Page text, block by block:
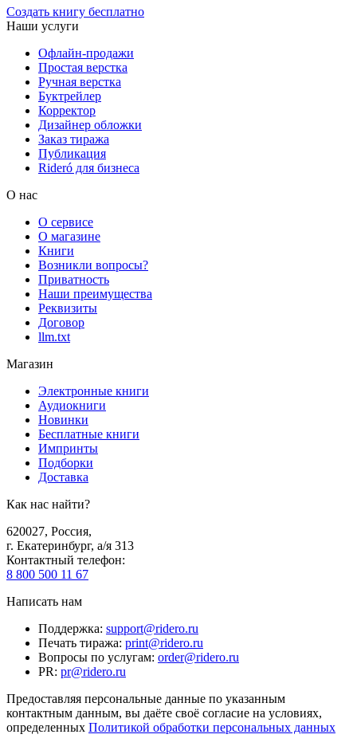
Создать книгу бесплатно
Наши услуги
Офлайн-продажи
Простая верстка
Ручная верстка
Буктрейлер
Корректор
Дизайнер обложки
Заказ тиража
Публикация
Rideró для бизнеса
О нас
О сервисе
О магазине
Книги
Возникли вопросы?
Приватность
Наши преимущества
Реквизиты
Договор
llm.txt
Магазин
Электронные книги
Аудиокниги
Новинки
Бесплатные книги
Импринты
Подборки
Доставка
Как нас найти?
620027, Россия,
г. Екатеринбург, а/я 313
Контактный телефон:
8 800 500 11 67
Написать нам
Поддержка: support@ridero.ru
Печать тиража: print@ridero.ru
Вопросы по услугам: order@ridero.ru
PR: pr@ridero.ru
Предоставляя персональные данные по указанным
контактным данным, вы даёте своё согласие на условиях,
определенных Политикой обработки персональных данных